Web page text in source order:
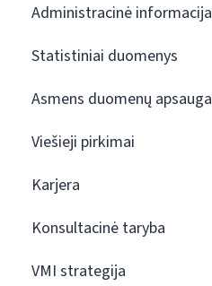
Administracinė informacija
Statistiniai duomenys
Asmens duomenų apsauga
Viešieji pirkimai
Karjera
Konsultacinė taryba
VMI strategija